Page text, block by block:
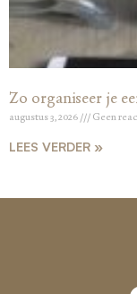
Zo organiseer je
augustus 3, 2026 Geen
LEES VERDER »